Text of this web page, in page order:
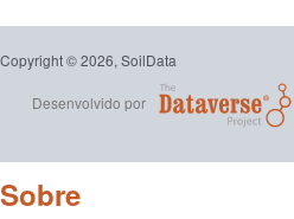
Copyright © 2026, SoilData
Desenvolvido por
Sobre